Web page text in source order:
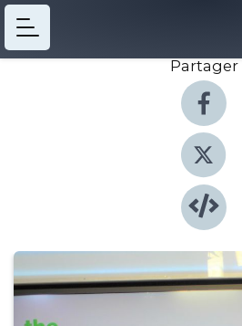
Partager